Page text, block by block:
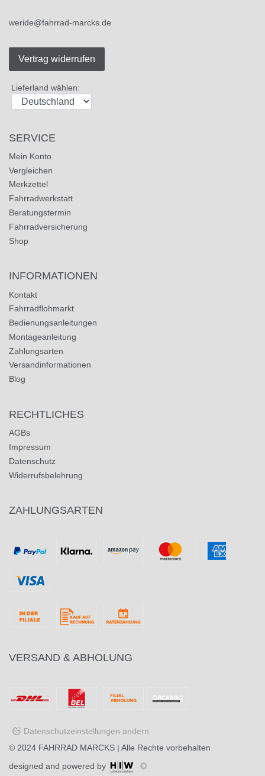
weride@fahrrad-marcks.de
Vertrag widerrufen
Lieferland wählen:
SERVICE
Mein Konto
Vergleichen
Merkzettel
Fahrradwerkstatt
Beratungstermin
Fahrradversicherung
Shop
INFORMATIONEN
Kontakt
Fahrradflohmarkt
Bedienungsanleitungen
Montageanleitung
Zahlungsarten
Versandinformationen
Blog
RECHTLICHES
AGBs
Impressum
Datenschutz
Widerrufsbelehrung
ZAHLUNGSARTEN
VERSAND & ABHOLUNG
Datenschutzeinstellungen ändern
© 2024 FAHRRAD MARCKS | Alle Rechte vorbehalten
designed and powered by